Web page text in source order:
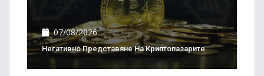
07/08/2026
Негативно Представяне На Криптопазарите